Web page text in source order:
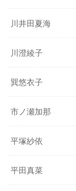
川井田夏海
川澄綾子
巽悠衣子
市ノ瀬加那
平塚紗依
平田真菜